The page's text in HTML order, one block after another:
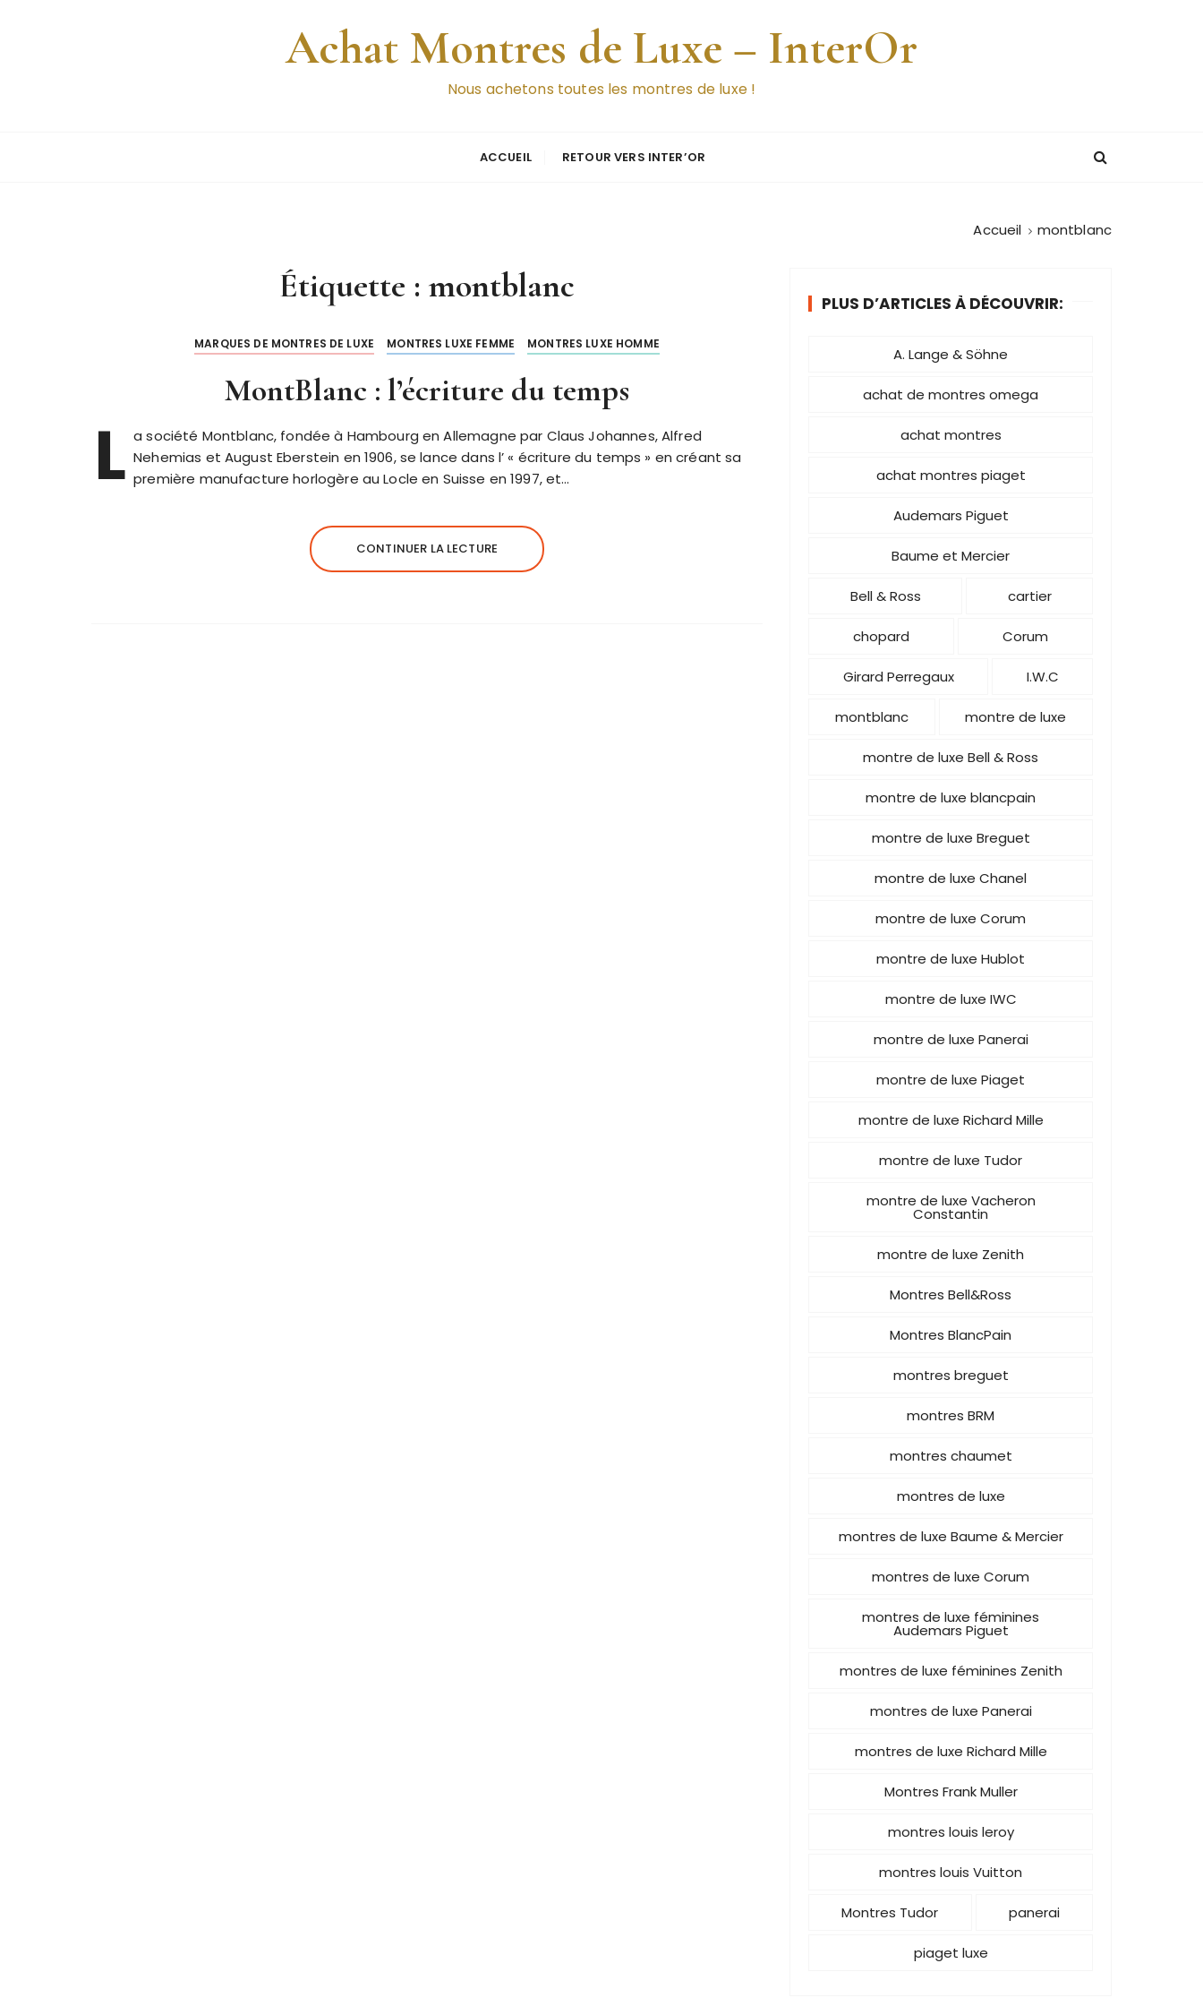
Achat Montres de Luxe – InterOr
Nous achetons toutes les montres de luxe !
ACCUEIL RETOUR VERS INTER’OR
Accueil montblanc
Étiquette : montblanc
MARQUES DE MONTRES DE LUXE MONTRES LUXE FEMME MONTRES LUXE HOMME
MontBlanc : l’écriture du temps
L a société Montblanc, fondée à Hambourg en Allemagne par Claus Johannes, Alfred
Nehemias et August Eberstein en 1906, se lance dans l’ « écriture du temps » en créant sa
première manufacture horlogère au Locle en Suisse en 1997, et…
CONTINUER LA LECTURE
PLUS D’ARTICLES À DÉCOUVRIR:
A. Lange & Söhne
achat de montres omega
achat montres
achat montres piaget
Audemars Piguet
Baume et Mercier
Bell & Ross cartier
chopard Corum
Girard Perregaux I.W.C
montblanc montre de luxe
montre de luxe Bell & Ross
montre de luxe blancpain
montre de luxe Breguet
montre de luxe Chanel
montre de luxe Corum
montre de luxe Hublot
montre de luxe IWC
montre de luxe Panerai
montre de luxe Piaget
montre de luxe Richard Mille
montre de luxe Tudor
montre de luxe Vacheron
Constantin
montre de luxe Zenith
Montres Bell&Ross
Montres BlancPain
montres breguet
montres BRM
montres chaumet
montres de luxe
montres de luxe Baume & Mercier
montres de luxe Corum
montres de luxe féminines
Audemars Piguet
montres de luxe féminines Zenith
montres de luxe Panerai
montres de luxe Richard Mille
Montres Frank Muller
montres louis leroy
montres louis Vuitton
Montres Tudor panerai
piaget luxe